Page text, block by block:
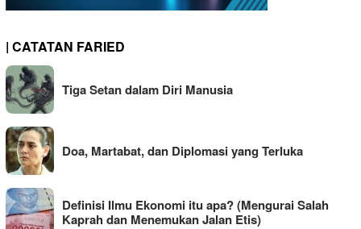
| CATATAN FARIED
Tiga Setan dalam Diri Manusia
Doa, Martabat, dan Diplomasi yang Terluka
Definisi Ilmu Ekonomi itu apa? (Mengurai Salah
Kaprah dan Menemukan Jalan Etis)